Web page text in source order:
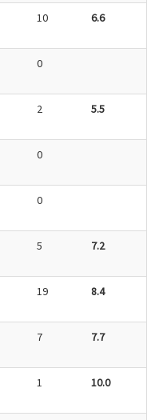
10 6.6
0
2 5.5
0
0
5 7.2
19 8.4
7 7.7
1 10.0